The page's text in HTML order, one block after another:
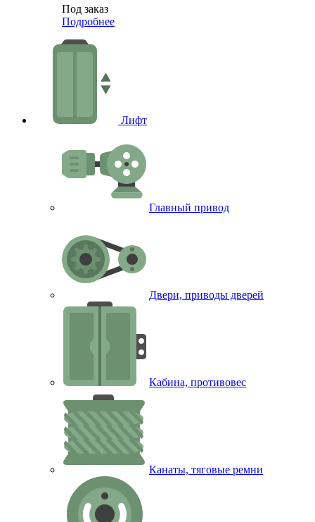
Под заказ
Подробнее
Лифт
Главный привод
Двери, приводы дверей
Кабина, противовес
Канаты, тяговые ремни